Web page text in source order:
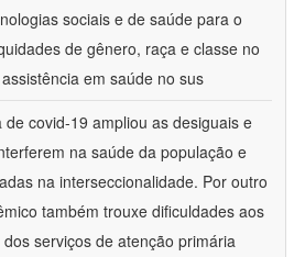
sociais e de saúde para o
de gênero, raça e classe no
em saúde no sus
de covid-19 ampliou as desiguais e
na saúde da população e
na interseccionalidade. Por outro
também trouxe dificuldades aos
serviços de atenção primária